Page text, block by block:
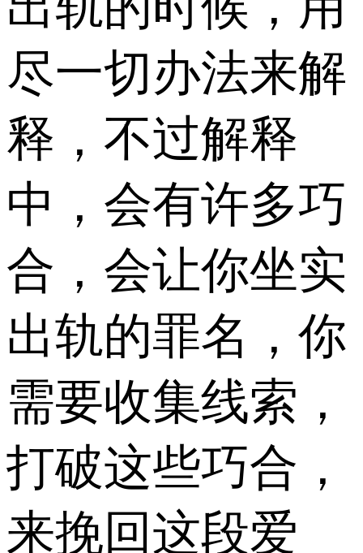
尽一切办法来解
释，不过解释
中，会有许多巧
合，会让你坐实
出轨的罪名，你
需要收集线索，
打破这些巧合，
来挽回这段爱